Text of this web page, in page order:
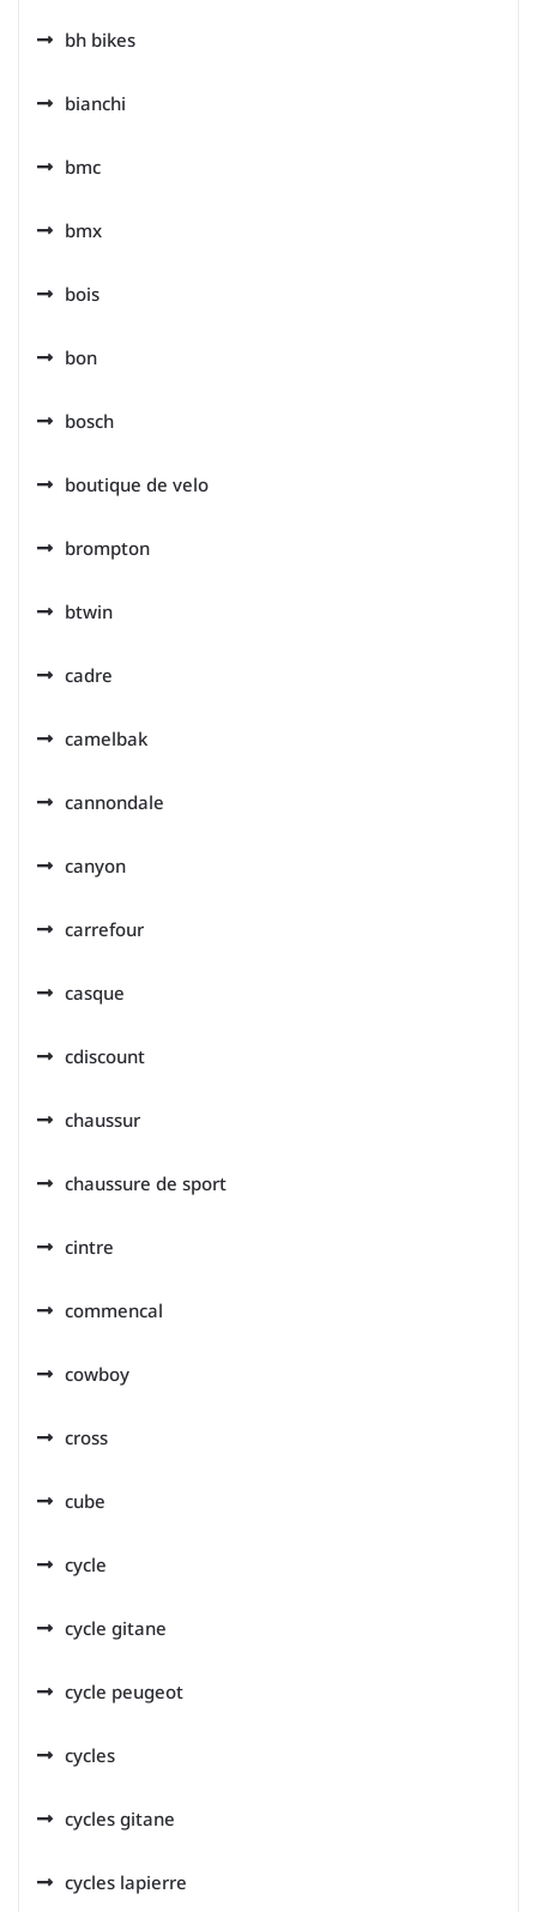
bh bikes
bianchi
bmc
bmx
bois
bon
bosch
boutique de velo
brompton
btwin
cadre
camelbak
cannondale
canyon
carrefour
casque
cdiscount
chaussur
chaussure de sport
cintre
commencal
cowboy
cross
cube
cycle
cycle gitane
cycle peugeot
cycles
cycles gitane
cycles lapierre